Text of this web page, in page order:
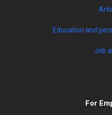
Education and
Job
For